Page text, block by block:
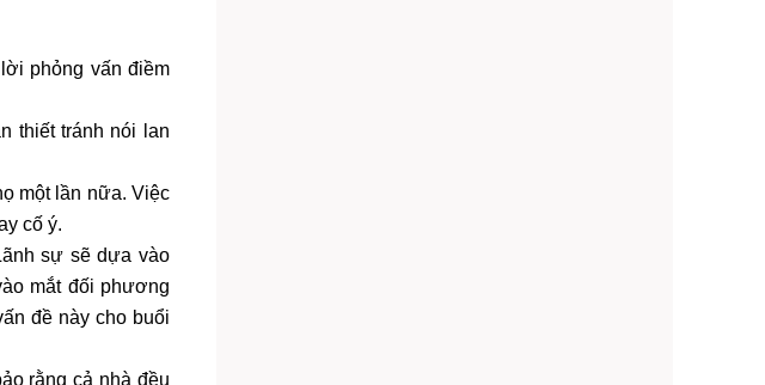
phỏng vấn điềm
thiết tránh nói lan
một lần nữa. Việc
cố ý.
sự sẽ dựa vào
mắt đối phương
đề này cho buổi
rằng cả nhà đều